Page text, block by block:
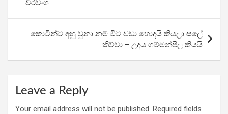
o
k
p
විරවංශ
කොටින්ට අහු වුනා නම් මීට වඩා හොදයි කියලා සලේ
කිව්වා – උදය ගම්මන්පිල කියයි
Leave a Reply
Your email address will not be published. Required fields